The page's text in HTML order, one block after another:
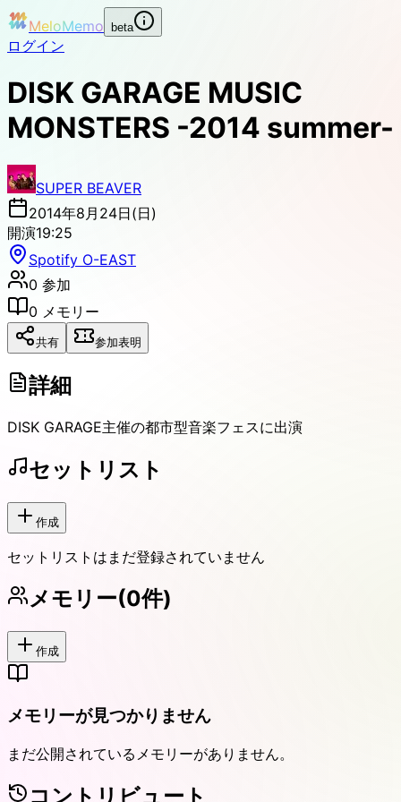
MeloMemo beta
ログイン
DISK GARAGE MUSIC
MONSTERS -2014 summer-
SUPER BEAVER
2014年8月24日(日)
開演19:25
Spotify O-EAST
0 参加
0 メモリー
共有 参加表明
詳細
DISK GARAGE主催の都市型音楽フェスに出演
セットリスト
作成
セットリストはまだ登録されていません
メモリー(0件)
作成
メモリーが見つかりません
まだ公開されているメモリーがありません。
コントリビュート